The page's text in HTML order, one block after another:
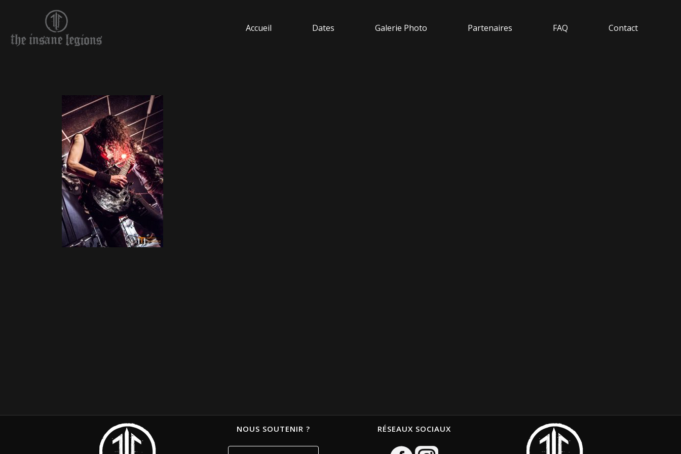
Accueil Dates Galerie Photo Partenaires FAQ Contact
NOUS SOUTENIR ? RÉSEAUX SOCIAUX